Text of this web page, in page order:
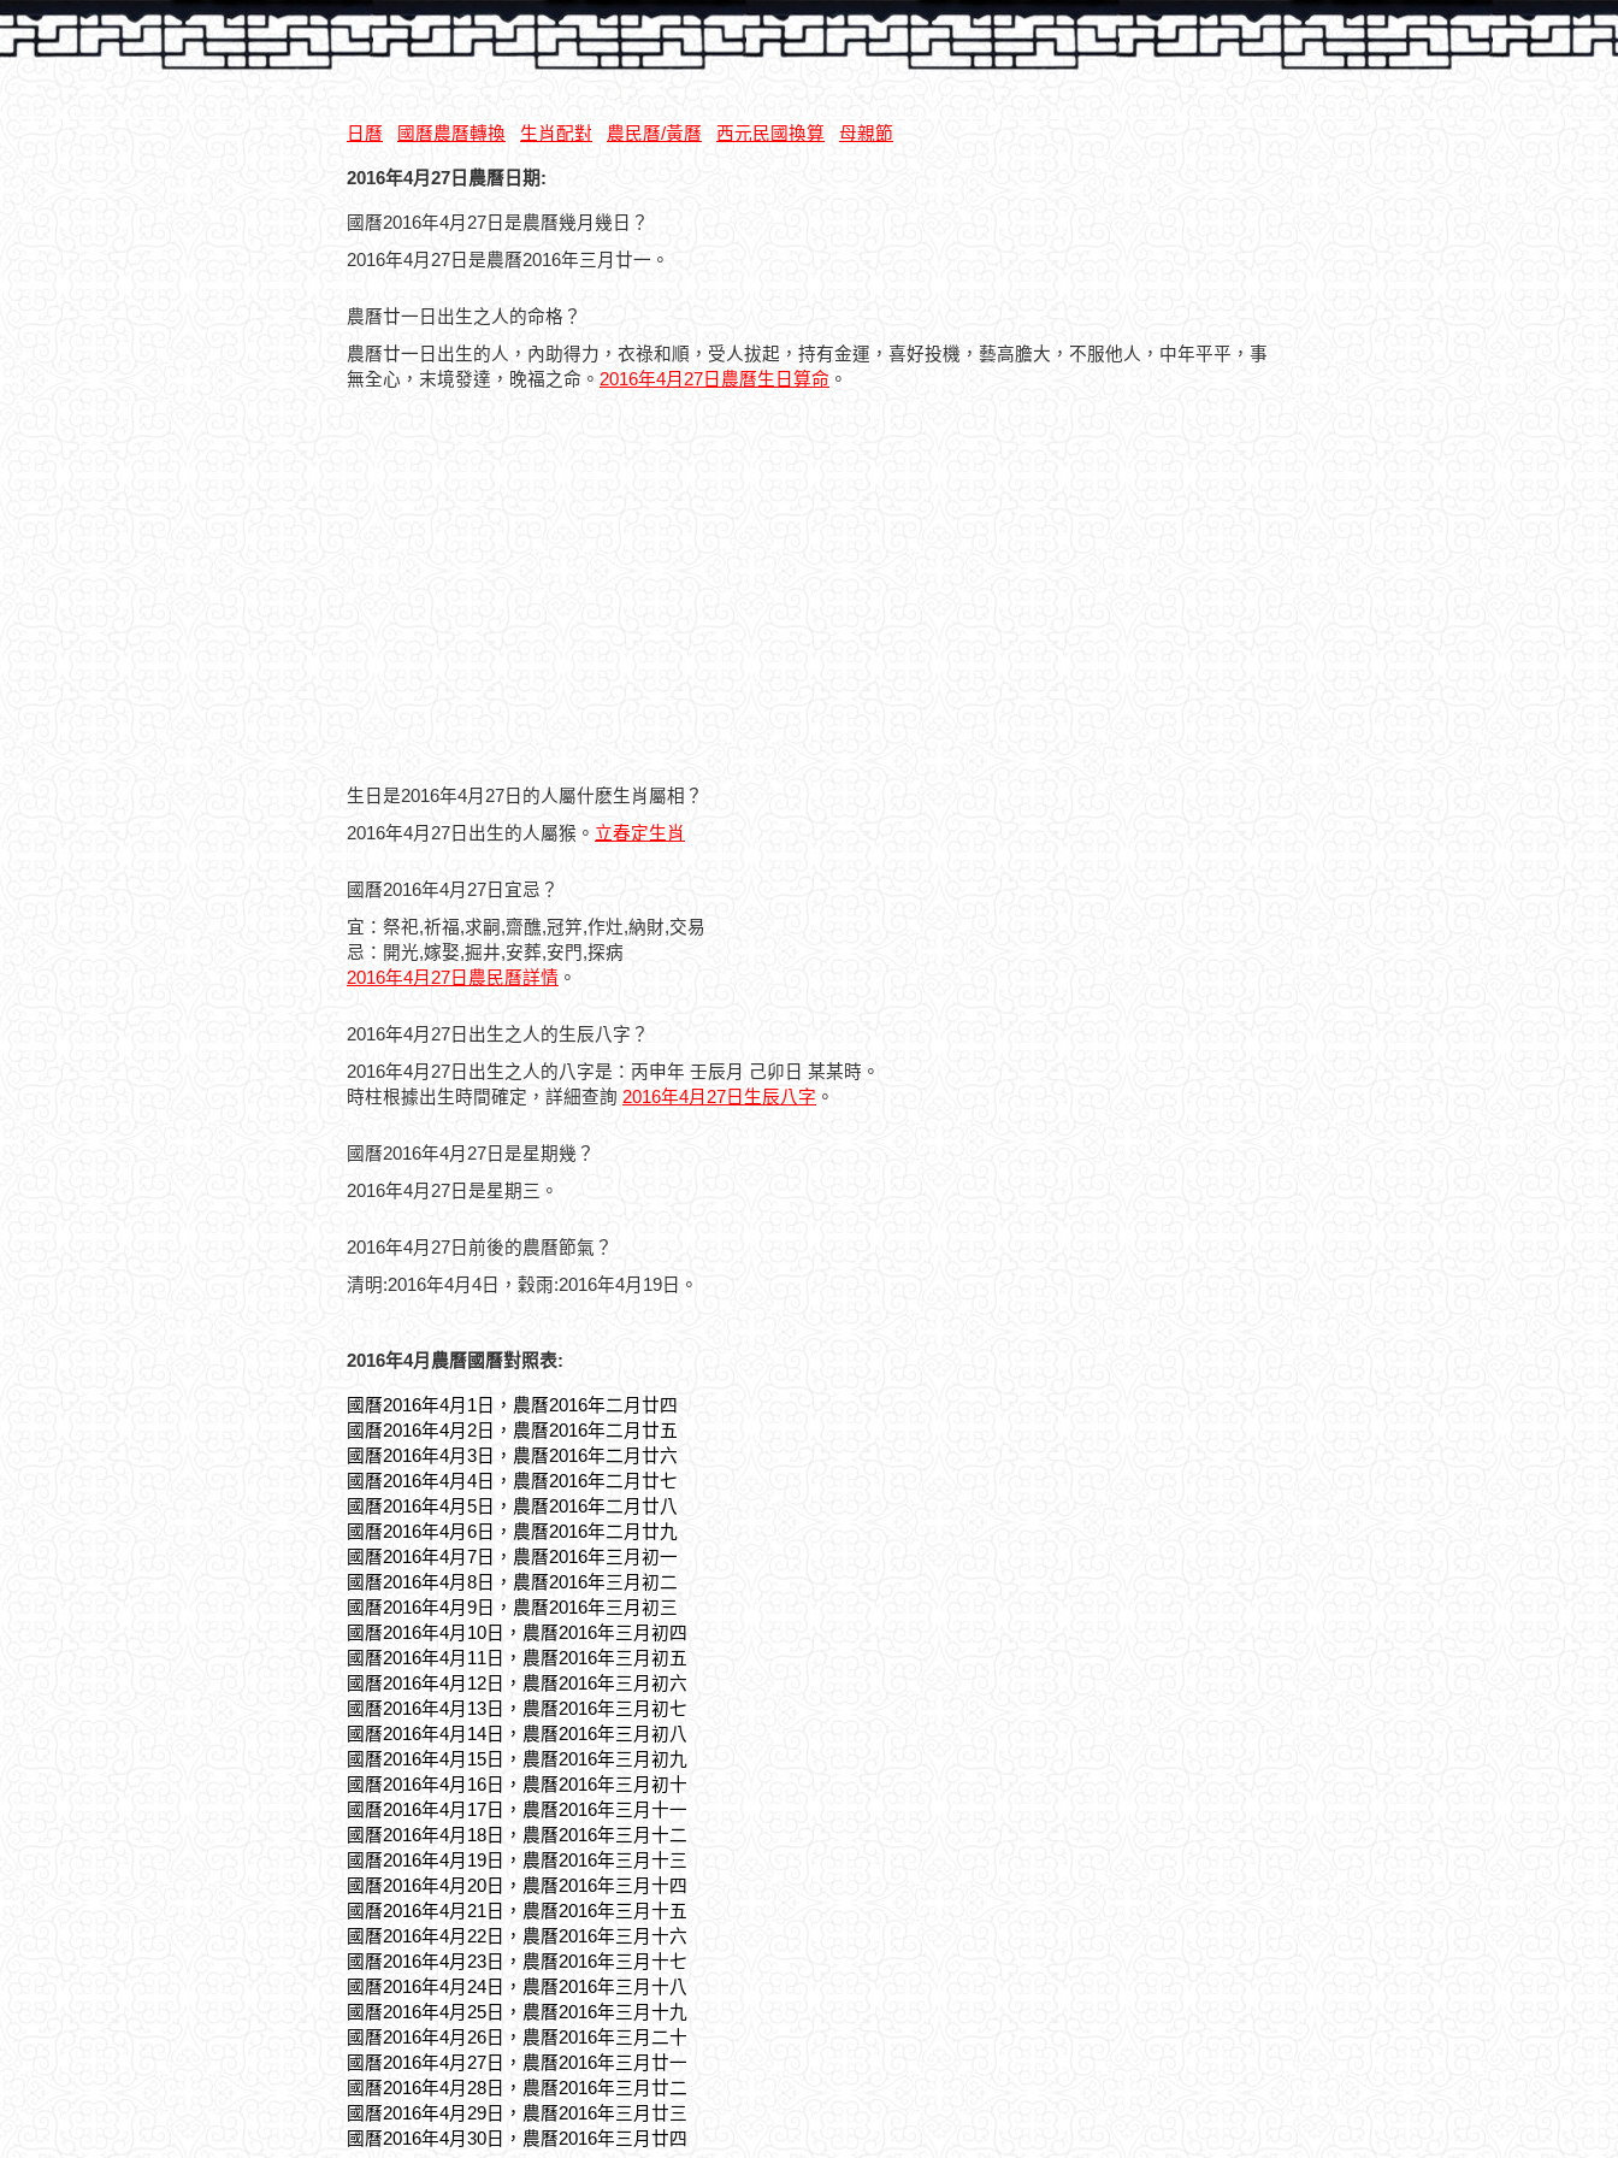
日曆 國曆農曆轉換 生肖配對 農民曆/黃曆 西元民國換算 母親節
2016年4月27日農曆日期:
國曆2016年4月27日是農曆幾月幾日？
2016年4月27日是農曆2016年三月廿一。
農曆廿一日出生之人的命格？
農曆廿一日出生的人，內助得力，衣祿和順，受人拔起，持有金運，喜好投機，藝高膽大，不服他人，中年平平，事
無全心，末境發達，晚福之命。 2016年4月27日農曆生日算命 。
生日是2016年4月27日的人屬什麽生肖屬相？
2016年4月27日出生的人屬猴。 立春定生肖
國曆2016年4月27日宜忌？
宜：祭祀,祈福,求嗣,齋醮,冠笄,作灶,納財,交易
忌：開光,嫁娶,掘井,安葬,安門,探病
2016年4月27日農民曆詳情 。
2016年4月27日出生之人的生辰八字？
2016年4月27日出生之人的八字是：丙申年 壬辰月 己卯日 某某時。
時柱根據出生時間確定，詳細查詢 2016年4月27日生辰八字 。
國曆2016年4月27日是星期幾？
2016年4月27日是星期三。
2016年4月27日前後的農曆節氣？
清明:2016年4月4日，穀雨:2016年4月19日。
2016年4月農曆國曆對照表:
國曆2016年4月1日，農曆2016年二月廿四
國曆2016年4月2日，農曆2016年二月廿五
國曆2016年4月3日，農曆2016年二月廿六
國曆2016年4月4日，農曆2016年二月廿七
國曆2016年4月5日，農曆2016年二月廿八
國曆2016年4月6日，農曆2016年二月廿九
國曆2016年4月7日，農曆2016年三月初一
國曆2016年4月8日，農曆2016年三月初二
國曆2016年4月9日，農曆2016年三月初三
國曆2016年4月10日，農曆2016年三月初四
國曆2016年4月11日，農曆2016年三月初五
國曆2016年4月12日，農曆2016年三月初六
國曆2016年4月13日，農曆2016年三月初七
國曆2016年4月14日，農曆2016年三月初八
國曆2016年4月15日，農曆2016年三月初九
國曆2016年4月16日，農曆2016年三月初十
國曆2016年4月17日，農曆2016年三月十一
國曆2016年4月18日，農曆2016年三月十二
國曆2016年4月19日，農曆2016年三月十三
國曆2016年4月20日，農曆2016年三月十四
國曆2016年4月21日，農曆2016年三月十五
國曆2016年4月22日，農曆2016年三月十六
國曆2016年4月23日，農曆2016年三月十七
國曆2016年4月24日，農曆2016年三月十八
國曆2016年4月25日，農曆2016年三月十九
國曆2016年4月26日，農曆2016年三月二十
國曆2016年4月27日，農曆2016年三月廿一
國曆2016年4月28日，農曆2016年三月廿二
國曆2016年4月29日，農曆2016年三月廿三
國曆2016年4月30日，農曆2016年三月廿四